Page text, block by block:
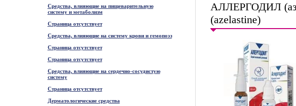
Средства, влияющие на пищеварительную
систему и метаболизм
Страница отсутствует
Средства, влияющие на систему крови и гемопоэз
Страница отсутствует
Страница отсутствует
Средства, влияющие на сердечно-сосудистую
систему
Страница отсутствует
Дерматологические средства
АЛЛЕРГОДИЛ
(azelastine)